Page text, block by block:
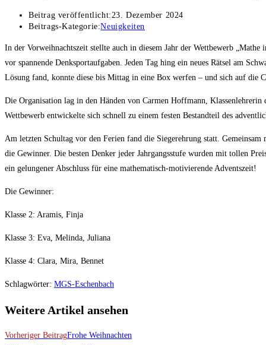
Beitrag veröffentlicht:23. Dezember 2024
Beitrags-Kategorie:Neuigkeiten
In der Vorweihnachtszeit stellte auch in diesem Jahr der Wettbewerb
vor spannende Denksportaufgaben. Jeden Tag hing ein neues Rätsel am
Lösung fand, konnte diese bis Mittag in eine Box werfen – und sich auf die
Die Organisation lag in den Händen von Carmen Hoffmann,
Wettbewerb entwickelte sich schnell zu einem festen Bestandteil des
Am letzten Schultag vor den Ferien fand die Siegerehrung statt.
die Gewinner. Die besten Denker jeder Jahrgangsstufe wurden mit tollen
ein gelungener Abschluss für eine mathematisch-motivierende Adventszeit!
Die Gewinner:
Klasse 2: Aramis, Finja
Klasse 3: Eva, Melinda, Juliana
Klasse 4: Clara, Mira, Bennet
Schlagwörter: MGS-Eschenbach
Weitere Artikel ansehen
Vorheriger BeitragFrohe Weihnachten